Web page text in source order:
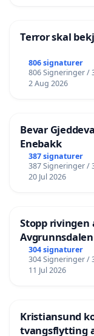
Terror skal
806 signaturer
806 Signeringer /
2 Aug 2026
Bevar
Enebakk
387 signaturer
387 Signeringer /
20 Jul 2026
Stopp rivingen
Avgrunnsdalen
304 signaturer
304 Signeringer /
11 Jul 2026
Kristiansund
tvangsflytting